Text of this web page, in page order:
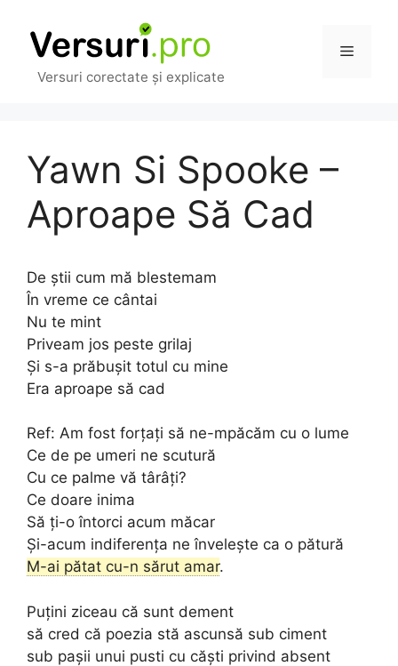
conținut
Versuri corectate și explicate
Meniu
Yawn Si Spooke –
Aproape Să Cad
De știi cum mă blestemam
În vreme ce cântai
Nu te mint
Priveam jos peste grilaj
Și s-a prăbușit totul cu mine
Era aproape să cad
Ref: Am fost forțați să ne-mpăcăm cu o lume
Ce de pe umeri ne scutură
Cu ce palme vă târâți?
Ce doare inima
Să ți-o întorci acum măcar
Și-acum indiferența ne învelește ca o pătură
M-ai pătat cu-n sărut amar.
Puțini ziceau că sunt dement
să cred că poezia stă ascunsă sub ciment
sub pașii unui pusti cu căști privind absent